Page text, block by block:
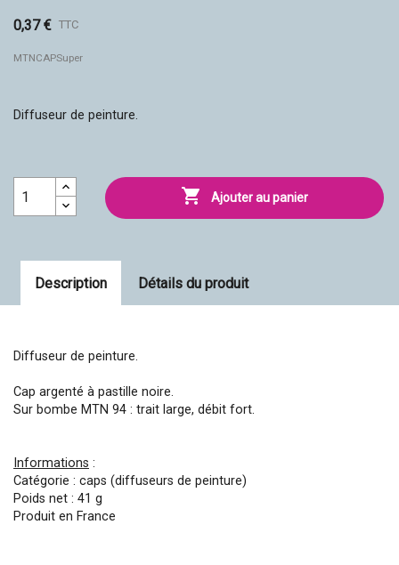
0,37 € TTC
MTNCAPSuper
Diffuseur de peinture.
 Ajouter au panier
Description Détails du produit
Diffuseur de peinture.
Cap argenté à pastille noire.
Sur bombe MTN 94 : trait large, débit fort.
Informations :
Catégorie : caps (diffuseurs de peinture)
Poids net : 41 g
Produit en France